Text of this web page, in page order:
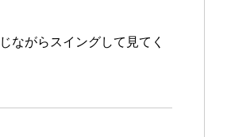
ながらスイングして見てく